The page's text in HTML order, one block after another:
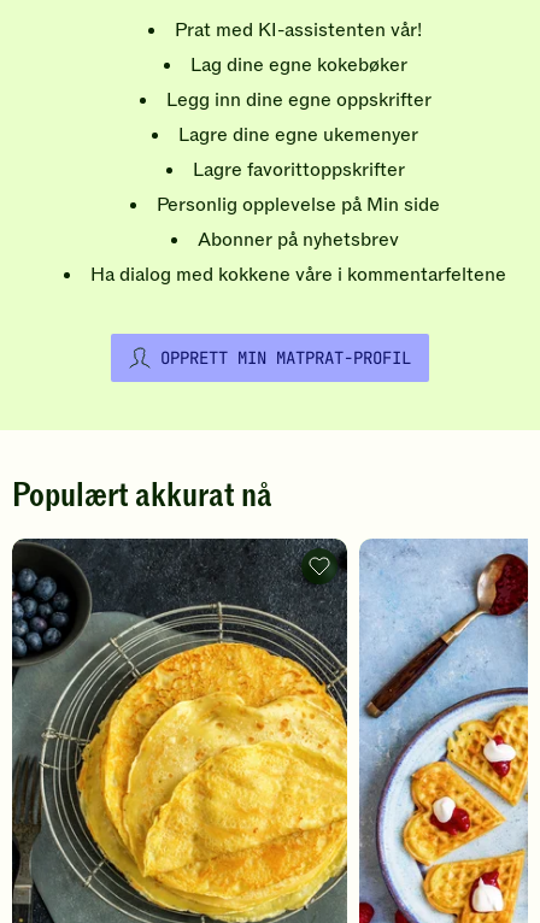
Prat med KI-assistenten vår!
Lag dine egne kokebøker
Legg inn dine egne oppskrifter
Lagre dine egne ukemenyer
Lagre favorittoppskrifter
Personlig opplevelse på Min side
Abonner på nyhetsbrev
Ha dialog med kokkene våre i kommentarfeltene
OPPRETT MIN MATPRAT-PROFIL
Populært akkurat nå
Pannekaker
-
legg
til
favoritter